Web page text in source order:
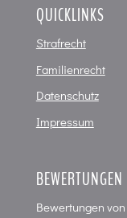
QUICKLINKS
Strafrecht
Familienrecht
Datenschutz
Impressum
BEWERTUNGEN
Bewertungen von